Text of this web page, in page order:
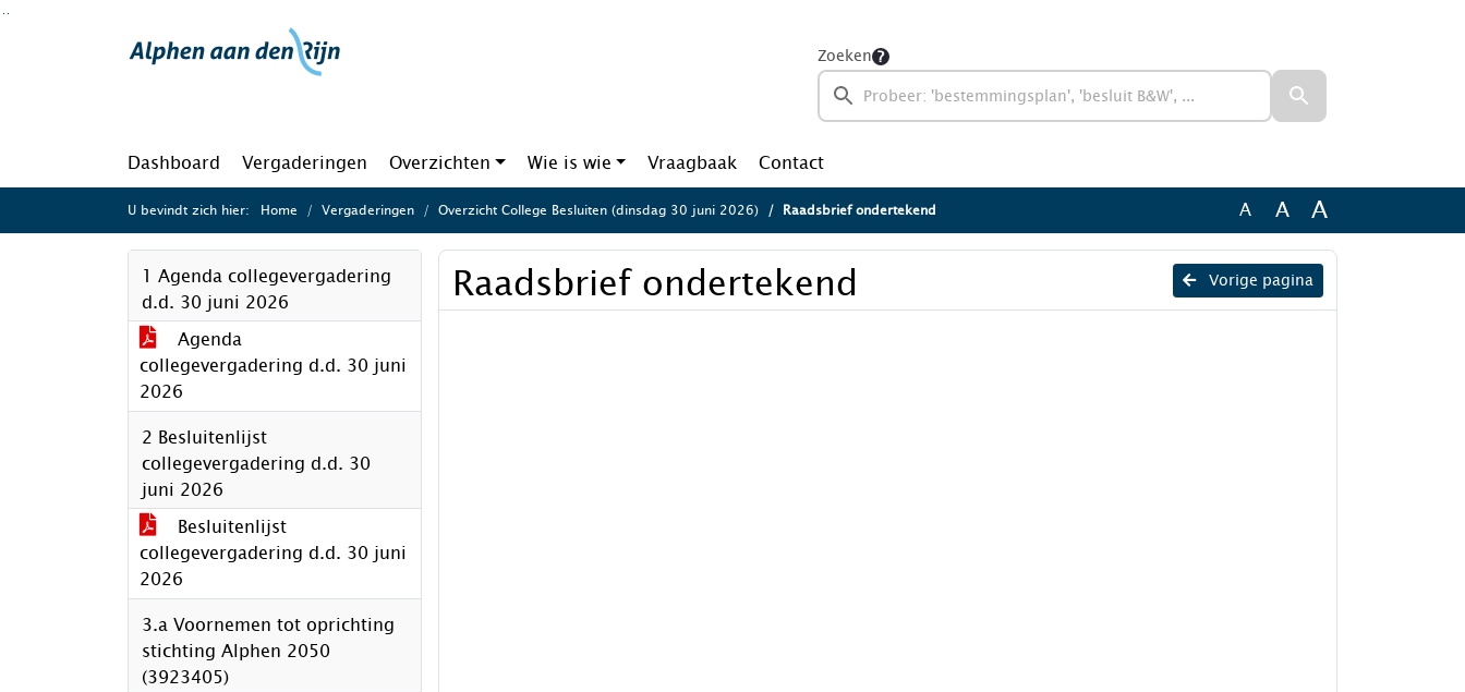
Ga naar de inhoud van deze pagina
Zoeken
Dashboard Vergaderingen Overzichten Wie is wie Vraagbaak Contact
U bevindt zich hier: Home Vergaderingen Overzicht College Besluiten (dinsdag 30 juni 2026) Raadsbrief ondertekend A A A
1 Agenda collegevergadering
d.d. 30 juni 2026
Agenda
collegevergadering d.d. 30 juni
2026
2 Besluitenlijst
collegevergadering d.d. 30
juni 2026
Besluitenlijst
collegevergadering d.d. 30 juni
2026
3.a Voornemen tot oprichting
stichting Alphen 2050
(3923405)
Vorige pagina
Raadsbrief ondertekend